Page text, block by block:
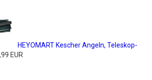
HEYOMART Kescher Angeln, Teleskop-
EUR